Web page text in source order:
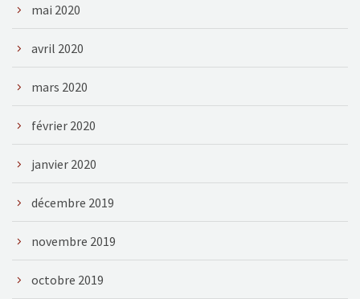
mai 2020
avril 2020
mars 2020
février 2020
janvier 2020
décembre 2019
novembre 2019
octobre 2019